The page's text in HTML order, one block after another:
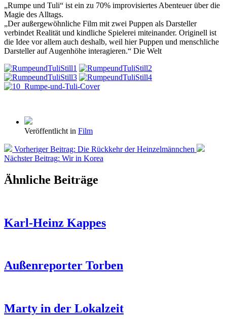
„Rumpe und Tuli“ ist ein zu 70% improvisiertes Abenteuer über die
Magie des Alltags.
„Der außergewöhnliche Film mit zwei Puppen als Darsteller
verbindet Realität und kindliche Spielerei miteinander. Originell ist
die Idee vor allem auch deshalb, weil hier Puppen und menschliche
Darsteller auf Augenhöhe interagieren.“ Die Welt
Veröffentlicht in Film
Vorheriger Beitrag: Die Rückkehr der Heinzelmännchen
Nächster Beitrag: Wir in Korea
Ähnliche Beiträge
Karl-Heinz Kappes
Außenreporter Torben
Marty in der Lokalzeit